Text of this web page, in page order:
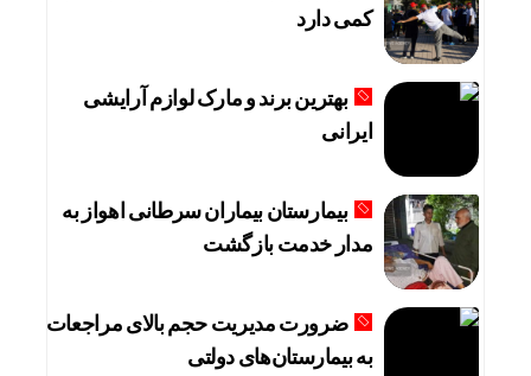
کمی دارد
بهترین برند و مارک لوازم آرایشی
ایرانی
بیمارستان بیماران سرطانی اهواز به
مدار خدمت بازگشت
ضرورت مدیریت حجم بالای مراجعات
به بیمارستان‌های دولتی